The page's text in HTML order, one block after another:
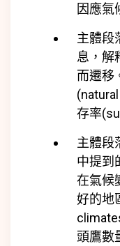
因應氣
主體段
息，解
而遷移
(
存率(
主體段
中提到
在氣候
好的地
頭鷹數